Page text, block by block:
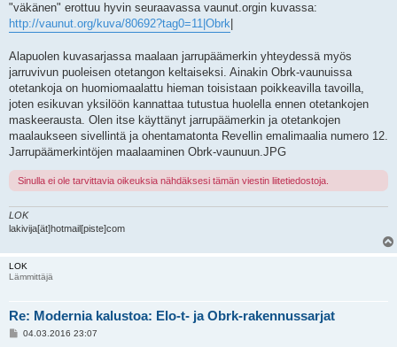
"väkänen" erottuu hyvin seuraavassa vaunut.orgin kuvassa:
http://vaunut.org/kuva/80692?tag0=11|Obrk
Alapuolen kuvasarjassa maalaan jarrupäämerkin yhteydessä myös
jarruvivun puoleisen otetangon keltaiseksi. Ainakin Obrk-vaunuissa
otetankoja on huomiomaalattu hieman toisistaan poikkeavilla tavoilla,
joten esikuvan yksilöön kannattaa tutustua huolella ennen otetankojen
maskeerausta. Olen itse käyttänyt jarrupäämerkin ja otetankojen
maalaukseen sivellintä ja ohentamatonta Revellin emalimaalia numero 12.
Jarrupäämerkintöjen maalaaminen Obrk-vaunuun.JPG
Sinulla ei ole tarvittavia oikeuksia nähdäksesi tämän viestin liitetiedostoja.
LOK
lakivija[ät]hotmail[piste]com
LOK
Lämmittäjä
Re: Modernia kalustoa: Elo-t- ja Obrk-rakennussarjat
V04.03.2016 23:07